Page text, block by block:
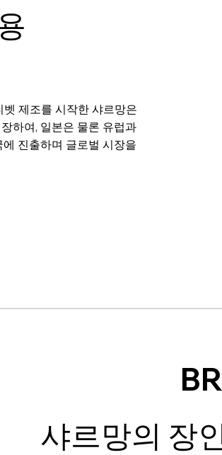
제조를 시작한 샤르망은
하여, 일본은 물론 유럽과
진출하며 글로벌 시장을
샤르망의 장